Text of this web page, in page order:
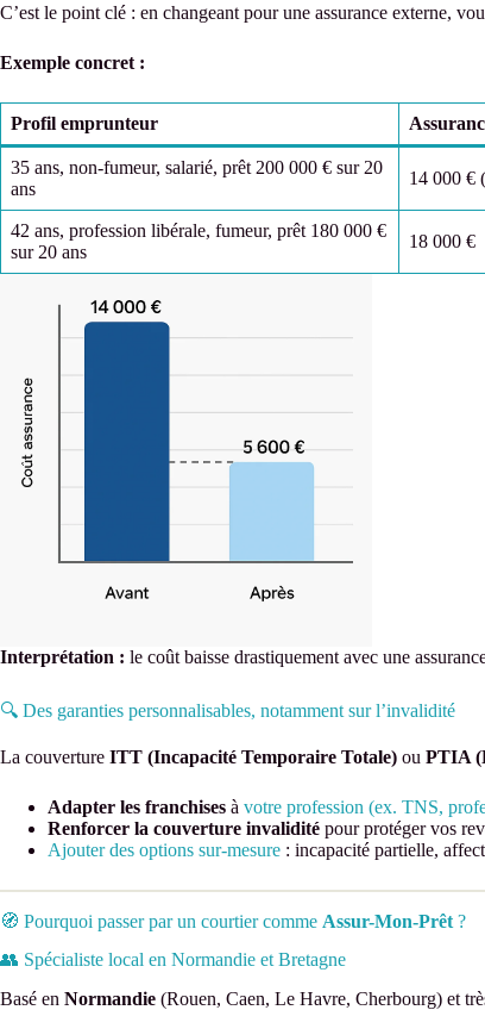
C’est le point clé : en changeant pour une assurance externe,
Exemple concret :
Profil emprunteur
35 ans, non-fumeur, salarié, prêt 200 000 € sur 20
ans
14 000 €
42 ans, profession libérale, fumeur, prêt 180 000 €
sur 20 ans
18 000 €
Interprétation : le coût baisse drastiquement avec une
🔍 Des garanties personnalisables, notamment sur l’invalidité
La couverture ITT (Incapacité Temporaire Totale) ou PTIA
Adapter les franchises à votre profession (ex. TNS,
Renforcer la couverture invalidité pour protéger vos
Ajouter des options sur-mesure : incapacité partielle,
🧭 Pourquoi passer par un courtier comme Assur-Mon-Prêt ?
👥 Spécialiste local en Normandie et Bretagne
Basé en Normandie (Rouen, Caen, Le Havre, Cherbourg) et